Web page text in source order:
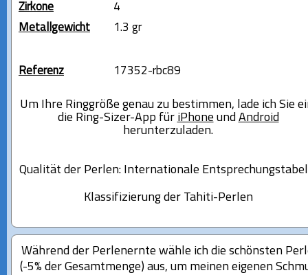
Zirkone
4
Metallgewicht
1.3 gr
Referenz 17352-rbc89
Um Ihre Ringgröße genau zu bestimmen, lade ich Sie
die Ring-Sizer-App für iPhone und Android
herunterzuladen.
Qualität der Perlen: Internationale
Klassifizierung der Tahiti-Perlen
Während der Perlenernte wähle ich die schönsten
(-5% der Gesamtmenge) aus, um meinen eigenen